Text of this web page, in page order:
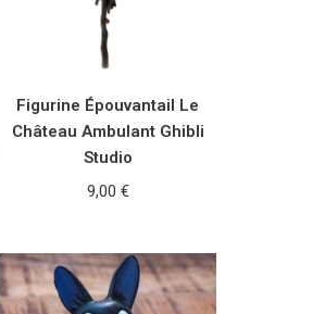
Figurine Épouvantail Le
Château Ambulant Ghibli
Studio
9,00 €